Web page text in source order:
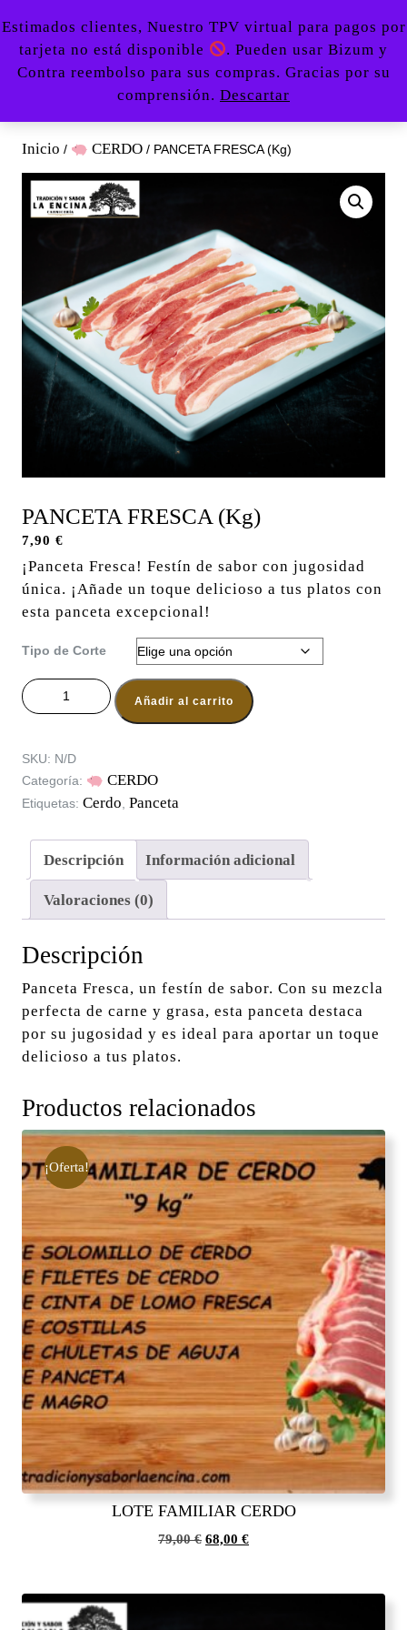
Estimados clientes, Nuestro TPV virtual para pagos por
tarjeta no está disponible
. Pueden usar Bizum y
Contra reembolso para sus compras. Gracias por su
comprensión. Descartar
al
contenido
de
Acceder
Registro
carrito
la
compra
670479107
Inicio / CERDO / PANCETA FRESCA (Kg)
PANCETA FRESCA (Kg)
7,90 €
¡Panceta Fresca! Festín de sabor con jugosidad
única. ¡Añade un toque delicioso a tus platos con
esta panceta excepcional!
Tipo de Corte
PANCETA FRESCA (Kg) cantidad
Añadir al carrito
SKU: N/D
Categoría:
CERDO
Etiquetas: Cerdo, Panceta
Descripción Información adicional
Valoraciones (0)
Descripción
Panceta Fresca, un festín de sabor. Con su mezcla
perfecta de carne y grasa, esta panceta destaca
por su jugosidad y es ideal para aportar un toque
delicioso a tus platos.
Productos relacionados
¡Oferta!
LOTE FAMILIAR CERDO
79,00€ El
era:
68,00 €El
es: